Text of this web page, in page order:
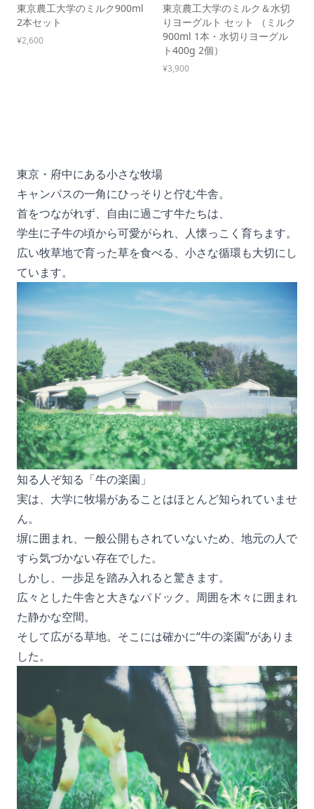
東京農工大学のミルク900ml
2本セット
¥2,600
東京農工大学のミルク＆水切
りヨーグルト セット （ミルク
900ml 1本・水切りヨーグル
ト400g 2個）
¥3,900
東京・府中にある小さな牧場
キャンパスの一角にひっそりと佇む牛舎。
首をつながれず、自由に過ごす牛たちは、
学生に子牛の頃から可愛がられ、人懐っこく育ちます。
広い牧草地で育った草を食べる、小さな循環も大切にし
ています。
知る人ぞ知る「牛の楽園」
実は、大学に牧場があることはほとんど知られていませ
ん。
塀に囲まれ、一般公開もされていないため、地元の人で
すら気づかない存在でした。
しかし、一歩足を踏み入れると驚きます。
広々とした牛舎と大きなパドック。周囲を木々に囲まれ
た静かな空間。
そして広がる草地。そこには確かに“牛の楽園”がありま
した。